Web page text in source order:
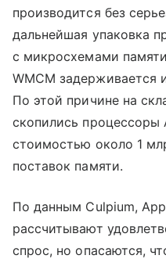
производится без
дальнейшая упаковка
с микросхемами
WMCM задерживается
По этой причине на
скопились
стоимостью около 1
поставок памяти.
По данным Culpium,
рассчитывают
спрос, но опасаются,